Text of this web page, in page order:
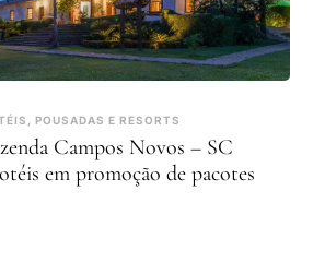
POUSADAS E RESORTS
Campos Novos – SC
em promoção de pacotes